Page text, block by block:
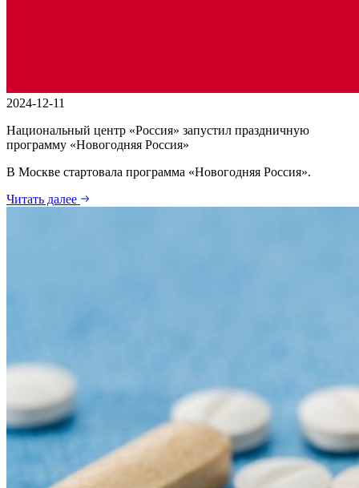
2024-12-11
Национальный центр «Россия» запустил праздничную
программу «Новогодняя Россия»
В Москве стартовала программа «Новогодняя Россия».
Читать далее